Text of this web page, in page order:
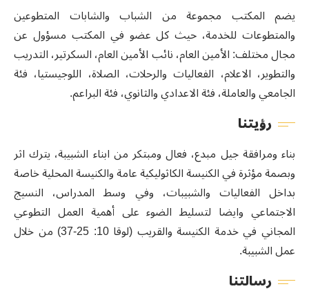
يضم المكتب مجموعة من الشباب والشابات المتطوعين
والمتطوعات للخدمة، حيث كل عضو في المكتب مسؤول عن
مجال مختلف:الأمين العام، نائب الأمين العام، السكرتير، التدريب
والتطوير، الاعلام، الفعاليات والرحلات، الصلاة، اللوجيستيا، فئة
الجامعي والعاملة، فئة الاعدادي والثانوي، فئة البراعم.
رؤيتنا
بناء ومرافقة جيل مبدع، فعال ومبتكر من ابناء الشبيبة، يترك اثر
وبصمة مؤثرة في الكنيسة الكاثوليكية عامة والكنيسة المحلية خاصة
بداخل الفعاليات والشبيبات، وفي وسط المدراس، النسيج
الاجتماعي وايضا لتسليط الضوء على أهمية العمل التطوعي
المجاني في خدمة الكنيسة والقريب (لوقا 10: 25-37 ) من خلال
عمل الشبيبة.
رسالتنا